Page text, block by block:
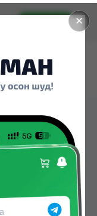
✕
Установить